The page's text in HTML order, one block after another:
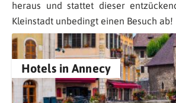
heraus und stattet dieser
Kleinstadt unbedingt einen Besuch ab!
Hotels in Annecy